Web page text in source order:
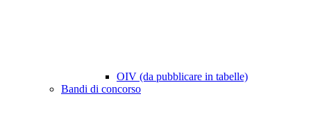
OIV (da pubblicare in tabelle)
Bandi di concorso